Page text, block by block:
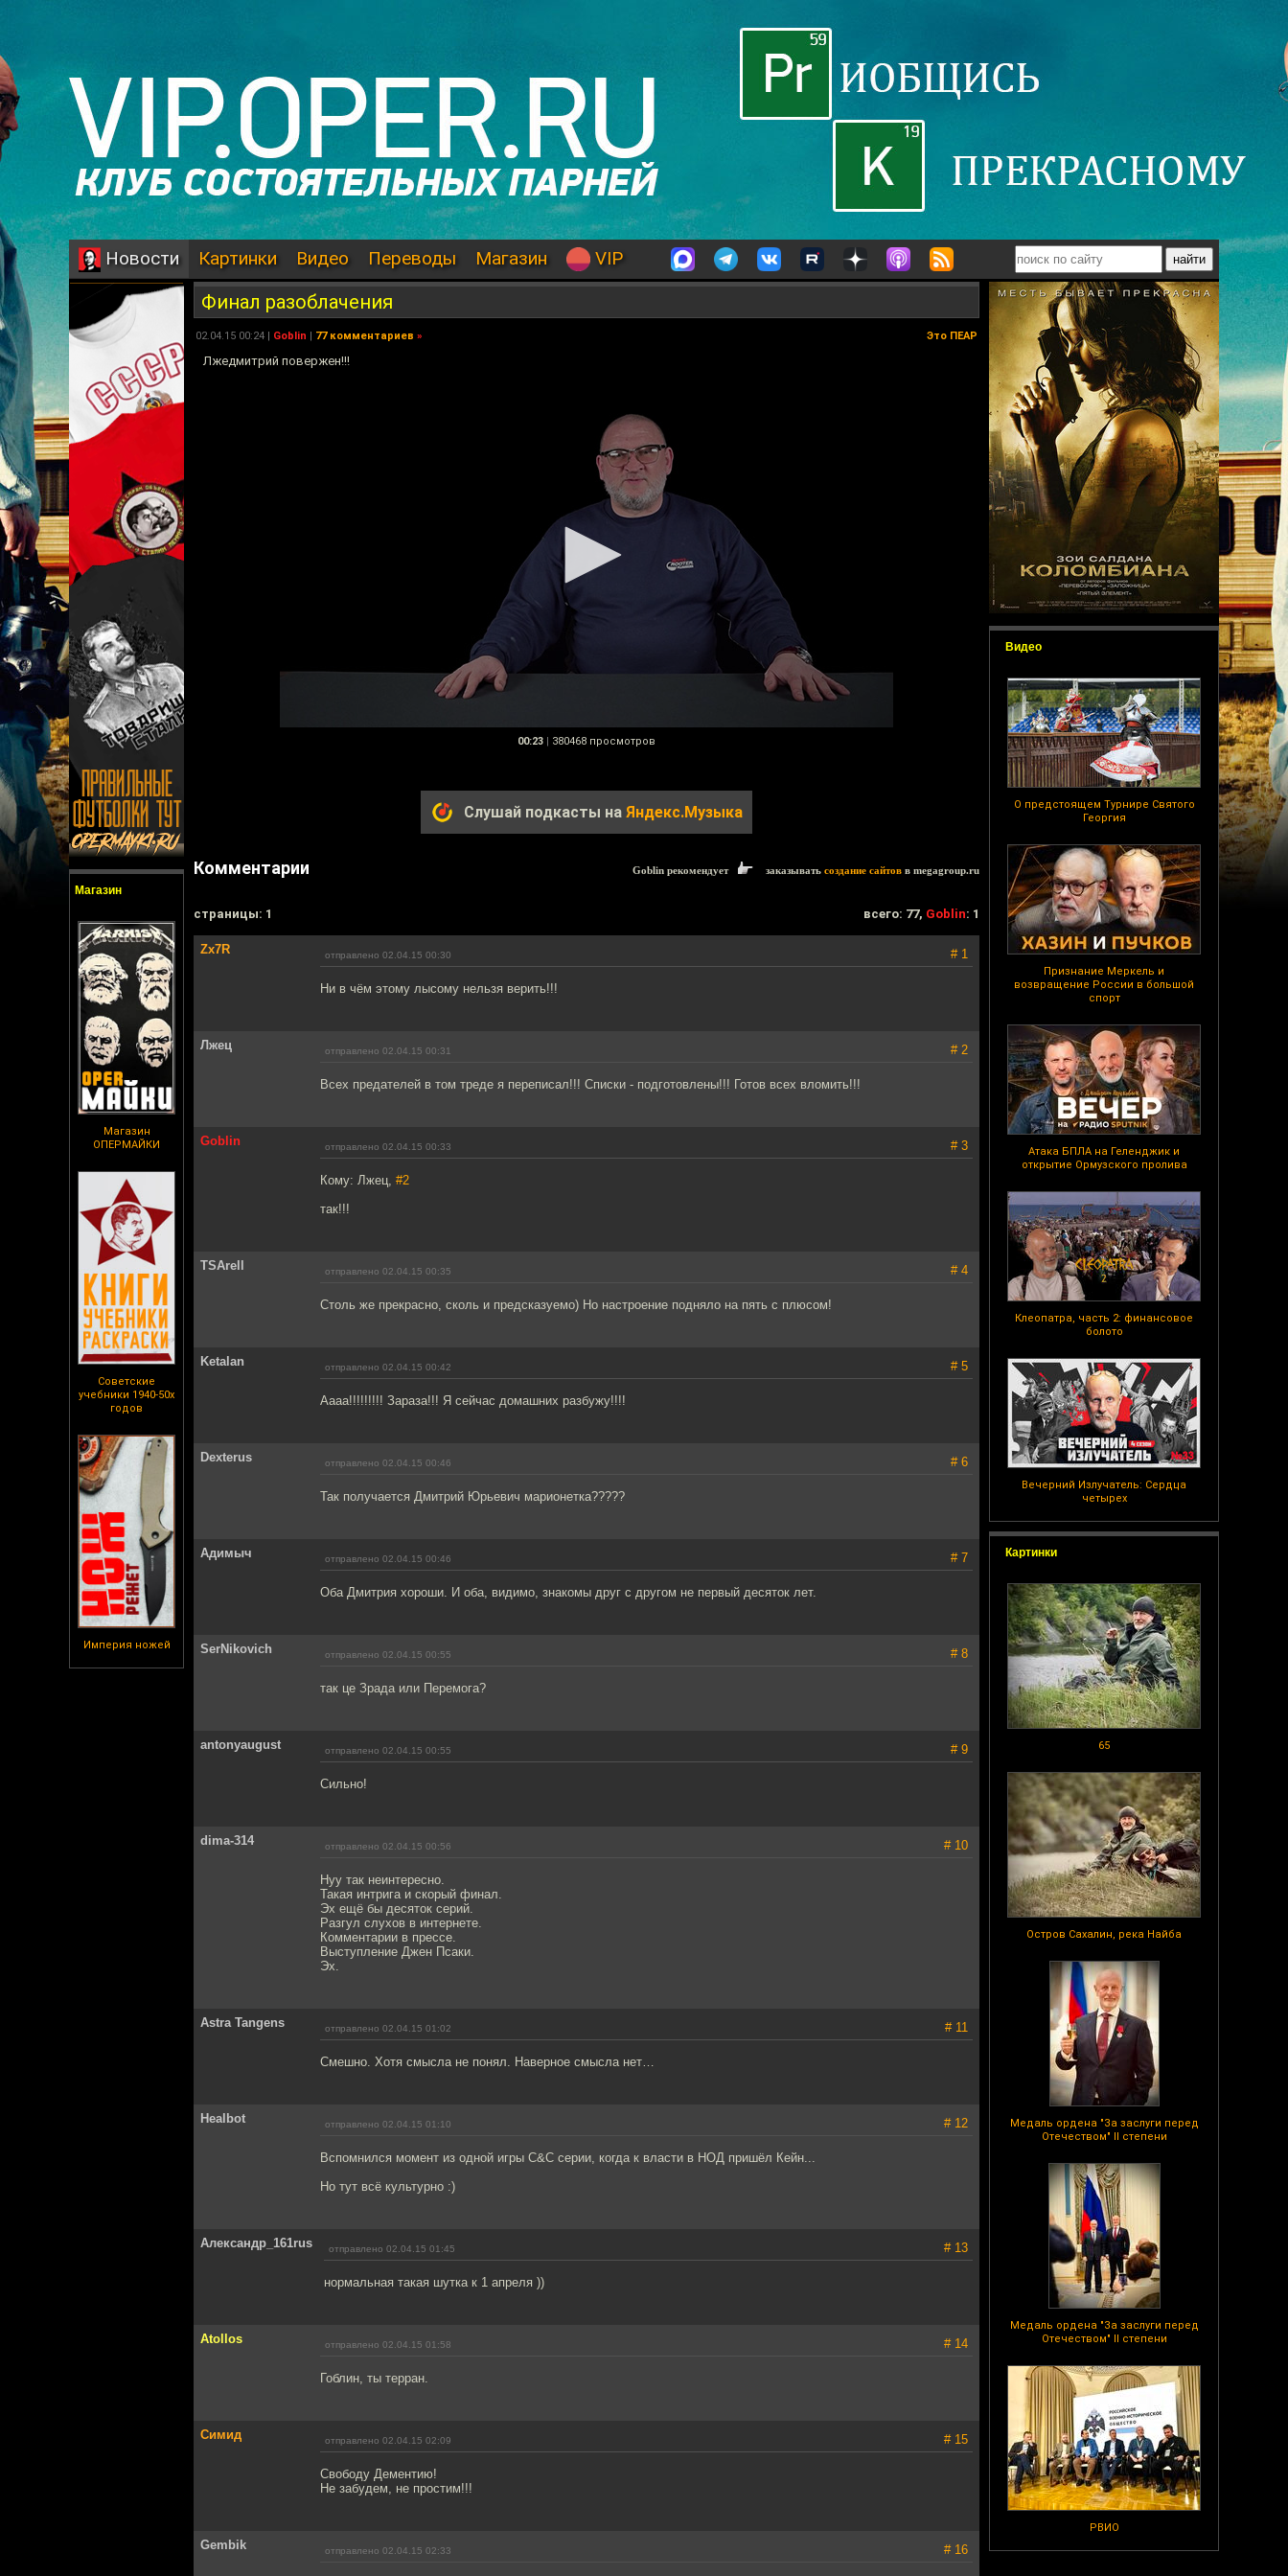
Новости Картинки Видео Переводы Магазин VIP
Магазин
Магазин
ОПЕРМАЙКИ
Советские
учебники 1940-50х
годов
Империя ножей
Видео
О предстоящем Турнире Святого
Георгия
Признание Меркель и
возвращение России в большой
спорт
Атака БПЛА на Геленджик и
открытие Ормузского пролива
Клеопатра, часть 2: финансовое
болото
Вечерний Излучатель: Сердца
четырех
Картинки
65
Остров Сахалин, река Найба
Медаль ордена "За заслуги перед
Отечеством" II степени
Медаль ордена "За заслуги перед
Отечеством" II степени
РВИО
Финал разоблачения
02.04.15 00:24 | Goblin | 77 комментариев » Это ПЕАР
Лжедмитрий повержен!!!
00:23 | 380468 просмотров
Слушай подкасты на Яндекс.Музыка
Комментарии Goblin рекомендует заказывать создание сайтов в megagroup.ru
cтраницы: 1 всего: 77, Goblin: 1
Zx7R отправлено 02.04.15 00:30 # 1
Ни в чём этому лысому нельзя верить!!!
Лжец отправлено 02.04.15 00:31 # 2
Всех предателей в том треде я переписал!!! Списки - подготовлены!!! Готов всех вломить!!!
Goblin отправлено 02.04.15 00:33 # 3
Кому: Лжец, #2
так!!!
TSArell отправлено 02.04.15 00:35 # 4
Столь же прекрасно, сколь и предсказуемо) Но настроение подняло на пять с плюсом!
Ketalan отправлено 02.04.15 00:42 # 5
Аааа!!!!!!!!! Зараза!!! Я сейчас домашних разбужу!!!!
Dexterus отправлено 02.04.15 00:46 # 6
Так получается Дмитрий Юрьевич марионетка?????
Адимыч отправлено 02.04.15 00:46 # 7
Оба Дмитрия хороши. И оба, видимо, знакомы друг с другом не первый десяток лет.
SerNikovich отправлено 02.04.15 00:55 # 8
так це Зрада или Перемога?
antonyaugust отправлено 02.04.15 00:55 # 9
Сильно!
dima-314 отправлено 02.04.15 00:56 # 10
Нуу так неинтересно.
Такая интрига и скорый финал.
Эх ещё бы десяток серий.
Разгул слухов в интернете.
Комментарии в прессе.
Выступление Джен Псаки.
Эх.
Astra Tangens отправлено 02.04.15 01:02 # 11
Смешно. Хотя смысла не понял. Наверное смысла нет…
Healbot отправлено 02.04.15 01:10 # 12
Вспомнился момент из одной игры С&C серии, когда к власти в НОД пришёл Кейн...
Но тут всё культурно :)
Александр_161rus отправлено 02.04.15 01:45 # 13
нормальная такая шутка к 1 апреля ))
Atollos отправлено 02.04.15 01:58 # 14
Гоблин, ты терран.
Симид отправлено 02.04.15 02:09 # 15
Свободу Дементию!
Не забудем, не простим!!!
Gembik отправлено 02.04.15 02:33 # 16